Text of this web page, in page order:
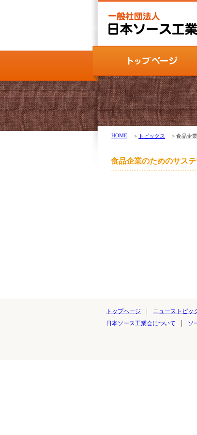
HOME > トピックス > 食品企
食品企業のためのサス
トップページ ニューストピッ
日本ソース工業会について
ソ